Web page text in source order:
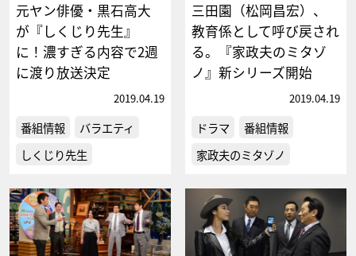
元ヤン俳優・黒石高大
が『しくじり先生』
に！濃すぎる内容で2週
に渡り放送決定
2019.04.19
番組情報
バラエティ
しくじり先生
三田園（松岡昌宏）、
教育係として呼び戻され
る。『家政夫のミタゾ
ノ』新シリーズ開始
2019.04.19
ドラマ
番組情報
家政夫のミタゾノ